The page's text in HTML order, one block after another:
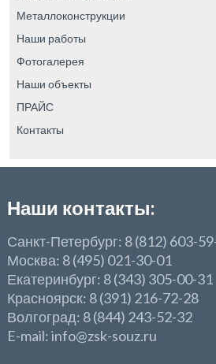
Металлоконструкции
Наши работы
Фотогалерея
Наши объекты
ПРАЙС
Контакты
Наши контакты:
Санкт-Петербург: 8 (812) 603-
Москва: 8 (495) 021-30-01
Екатеринбург: 8 (343) 305-00-31
Красноярск: 8 (391) 216-72-28
Волгоград: 8 (844) 243-52-32
E-mail: info@zsk-souz.ru